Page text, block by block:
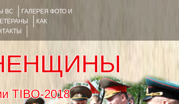
ВС
ГАЛЕРЕЯ ФОТО И
КАК
TIBO-2018